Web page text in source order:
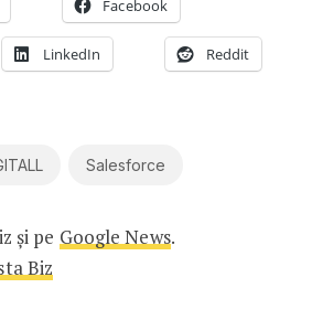
Facebook
LinkedIn Reddit
Salesforce
și pe Google News.
Biz